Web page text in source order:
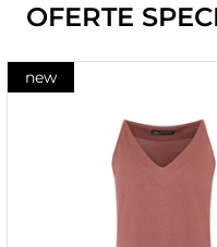
OFERTE
new